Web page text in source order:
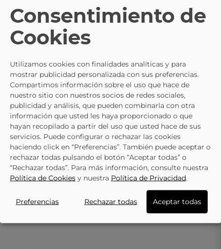
MISS
Bolso De Mano Dorado MISS 202218
23,95 €
MISS
Consentimiento de
Cookies
Utilizamos cookies con finalidades analíticas y para
mostrar publicidad personalizada con sus preferencias.
Compartimos información sobre el uso que hace de
nuestro sitio con nuestros socios de redes sociales,
publicidad y análisis, que pueden combinarla con otra
información que usted les haya proporcionado o que
hayan recopilado a partir del uso que usted hace de sus
servicios. Puede configurar o rechazar las cookies
haciendo click en “Preferencias”. También puede aceptar o
rechazar todas pulsando el botón “Aceptar todas” o
“Rechazar todas”. Para más información, consulte nuestra
Política de Cookies y nuestra Política de Privacidad.
Preferencias Rechazar todas Aceptar todas